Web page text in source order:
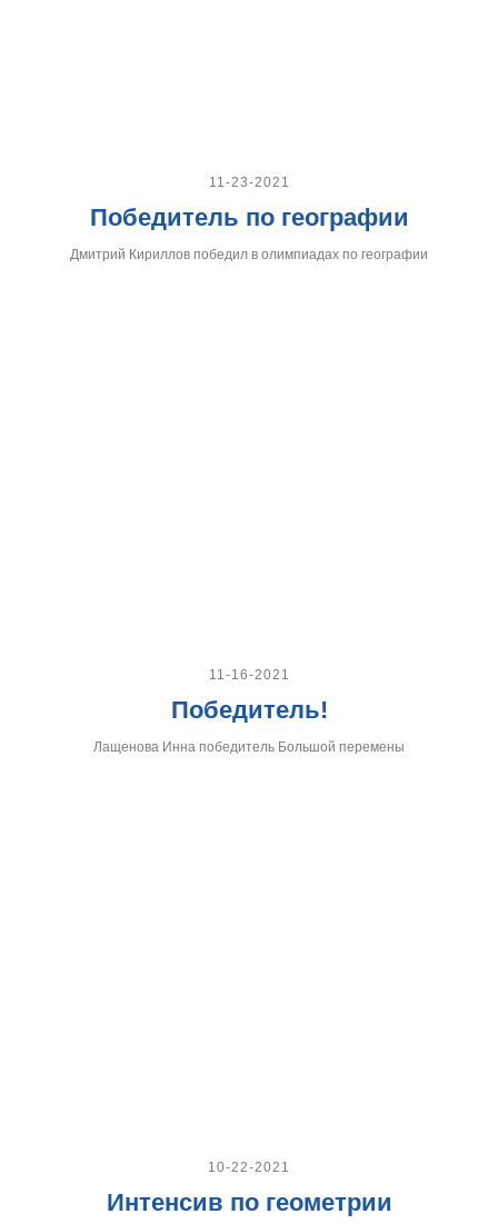
11-23-2021
Победитель по географии
Дмитрий Кириллов победил в олимпиадах по географии
11-16-2021
Победитель!
Лащенова Инна победитель Большой перемены
10-22-2021
Интенсив по геометрии